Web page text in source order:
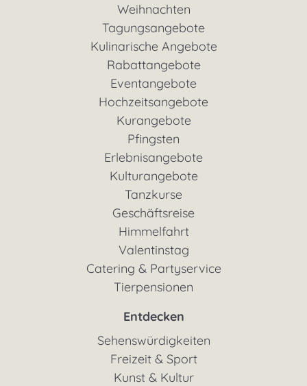
Weihnachten
Tagungsangebote
Kulinarische Angebote
Rabattangebote
Eventangebote
Hochzeitsangebote
Kurangebote
Pfingsten
Erlebnisangebote
Kulturangebote
Tanzkurse
Geschäftsreise
Himmelfahrt
Valentinstag
Catering & Partyservice
Tierpensionen
Entdecken
Sehenswürdigkeiten
Freizeit & Sport
Kunst & Kultur